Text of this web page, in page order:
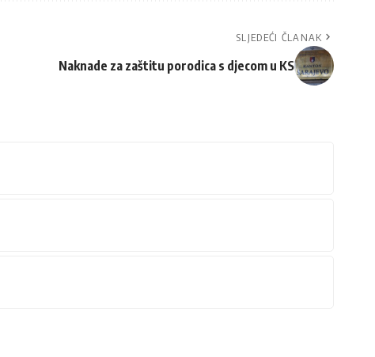
SLJEDEĆI ČLANAK
Naknade za zaštitu porodica s djecom u KS